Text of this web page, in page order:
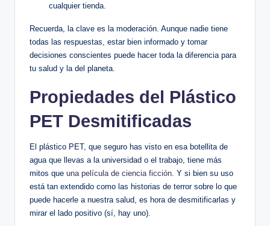
cualquier tienda.
Recuerda, la clave es la⁤ moderación. Aunque nadie tiene
todas las respuestas, estar bien informado y tomar
decisiones conscientes puede ‍hacer toda ‌la diferencia para
tu salud y la​ del planeta.
Propiedades del Plástico
PET Desmitificadas
El plástico PET, que ‍seguro has visto en ⁤esa botellita ‍de
agua que llevas a la universidad o ⁢el trabajo, tiene⁣ más
mitos que una película de ciencia ‍ficción .⁣ Y si bien ‍su uso
está⁤ tan extendido como las historias de terror sobre ​lo que⁢
puede hacerle‌ a nuestra salud, es hora de desmitificarlas y
mirar ‍el lado positivo ⁣(sí, hay‌ uno).